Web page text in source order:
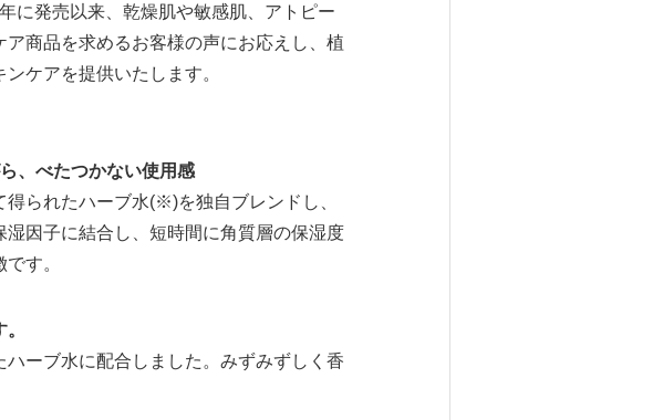
に発売以来、乾燥肌や敏感肌、アトピー
商品を求めるお客様の声にお応えし、植
ケアを提供いたします。
、べたつかない使用感
られたハーブ水(※)を独自ブレンドし、
因子に結合し、短時間に角質層の保湿度
す。
ーブ水に配合しました。みずみずしく香